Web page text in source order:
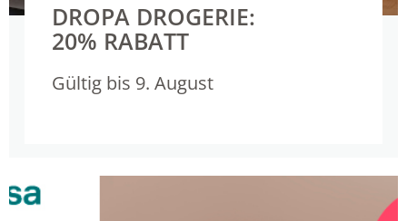
DROPA DROGERIE:
20% RABATT
Gültig bis 9. August